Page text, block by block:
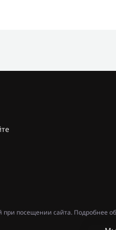
посещении сайта. Подробнее